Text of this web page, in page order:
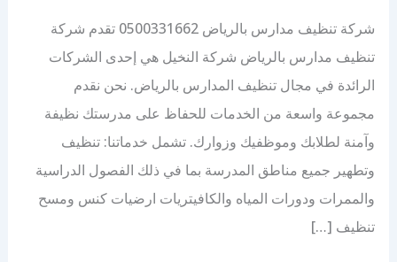
شركة تنظيف مدارس بالرياض 0500331662 تقدم شركة
تنظيف مدارس بالرياض شركة النخيل هي إحدى الشركات
الرائدة في مجال تنظيف المدارس بالرياض. نحن نقدم
مجموعة واسعة من الخدمات للحفاظ على مدرستك نظيفة
وآمنة لطلابك وموظفيك وزوارك. تشمل خدماتنا: تنظيف
وتطهير جميع مناطق المدرسة بما في ذلك الفصول الدراسية
والممرات ودورات المياه والكافيتريات ارضيات كنس ومسح
تنظيف […]